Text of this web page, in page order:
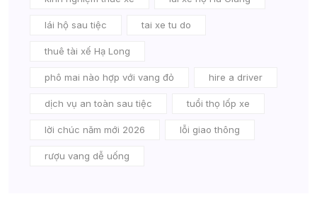
lái hộ sau tiệc tai xe tu do
thuê tài xế Hạ Long
phô mai nào hợp với vang đỏ hire a driver
dịch vụ an toàn sau tiệc tuổi thọ lốp xe
lời chúc năm mới 2026 lỗi giao thông
rượu vang dễ uống